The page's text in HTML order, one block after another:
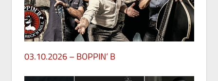
03.10.2026 – BOPPIN‘ B